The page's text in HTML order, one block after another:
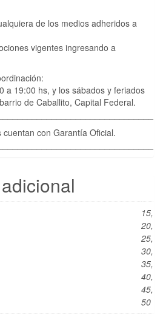
de los medios adheridos a
vigentes ingresando a
a 19:00 hs, y los sábados y feriados
de Caballito, Capital Federal.
con Garantía Oficial.
15,
20,
25,
30,
35,
40,
45,
50